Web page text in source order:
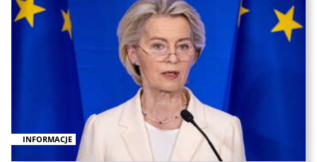
INFORMACJE